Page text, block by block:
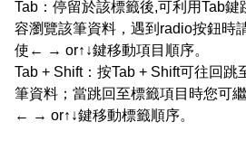
Tab：停留於該標籤後,可利用Tab鍵
容瀏覽該筆資料，遇到radio按鈕時
使← → or↑↓鍵移動項目順序。
Tab + Shift：按Tab + Shift可往回跳
筆資料；當跳回至標籤項目時您可
← → or↑↓鍵移動標籤順序。